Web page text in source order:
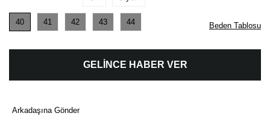
40 41 42 43 44 Beden Tablosu
GELİNCE HABER VER
Arkadaşına Gönder